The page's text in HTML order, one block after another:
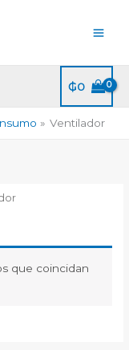
₲0
Ventilador
que coincidan